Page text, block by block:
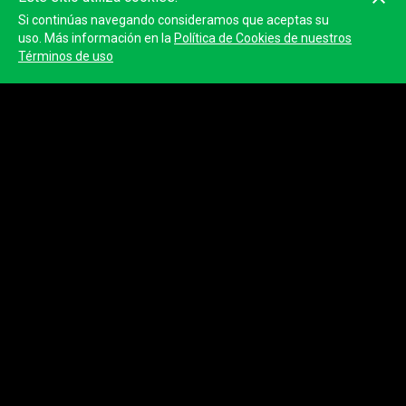
Si continúas navegando consideramos que aceptas su
uso. Más información en la Política de Cookies de nuestros
Términos de uso